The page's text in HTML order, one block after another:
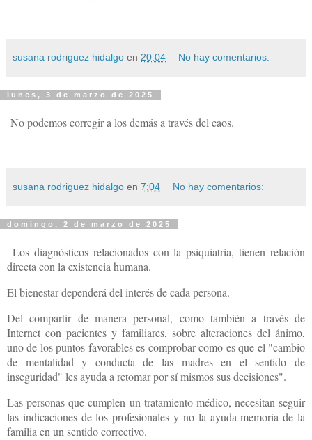
susana rodriguez hidalgo en 20:04 No hay comentarios:
lunes, 3 de marzo de 2025
No podemos corregir a los demás a través del caos.
susana rodriguez hidalgo en 7:04 No hay comentarios:
domingo, 2 de marzo de 2025
Los diagnósticos relacionados con la psiquiatría, tienen relación
directa con la existencia humana.
El bienestar dependerá del interés de cada persona.
Del compartir de manera personal, como también a través de
Internet con pacientes y familiares, sobre alteraciones del ánimo,
uno de los puntos favorables es comprobar como es que el "cambio
de mentalidad y conducta de las madres en el sentido de
inseguridad" les ayuda a retomar por sí mismos sus decisiones".
Las personas que cumplen un tratamiento médico, necesitan seguir
las indicaciones de los profesionales y no la ayuda memoria de la
familia en un sentido correctivo.